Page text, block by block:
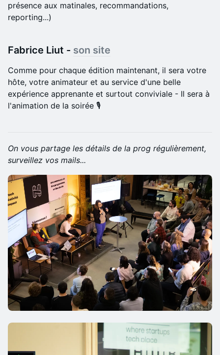
présence aux matinales, recommandations,
reporting...)
Fabrice Liut - son site
Comme pour chaque édition maintenant, il sera votre
hôte, votre animateur et au service d'une belle
expérience apprenante et surtout conviviale - Il sera à
l'animation de la soirée 🎙️
On vous partage les détails de la prog régulièrement,
surveillez vos mails...